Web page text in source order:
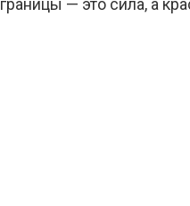
границы — это сила, а